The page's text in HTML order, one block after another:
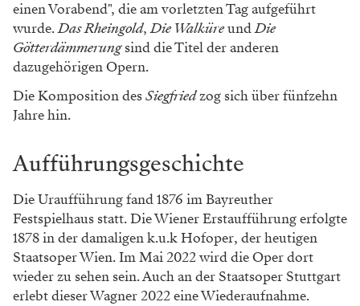
einen Vorabend", die am vorletzten Tag aufgeführt
wurde.Das Rheingold,Die WalküreundDie
Götterdämmerungsind die Titel der anderen
dazugehörigen Opern.
Die Komposition desSiegfriedzog sich über fünfzehn
Jahre hin.
Aufführungsgeschichte
Die Uraufführung fand 1876 im Bayreuther
Festspielhaus statt. Die Wiener Erstaufführung erfolgte
1878 in der damaligen k.u.k Hofoper, der heutigen
Staatsoper Wien. Im Mai 2022 wird die Oper dort
wieder zu sehen sein. Auch an der Staatsoper Stuttgart
erlebt dieser Wagner 2022 eine Wiederaufnahme.